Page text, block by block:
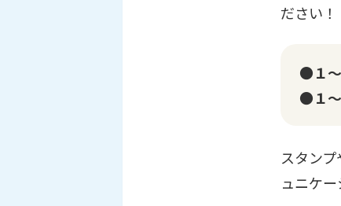
ださい！
●１
●１
スタン
ュニケ